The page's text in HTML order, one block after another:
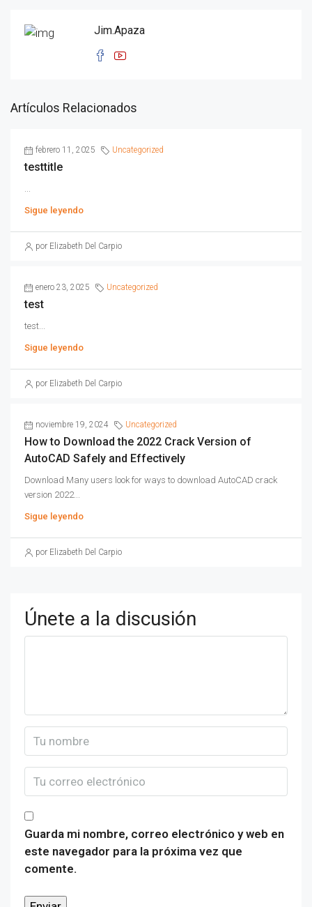
Jim.Apaza
Artículos Relacionados
febrero 11, 2025 Uncategorized
testtitle
...
Sigue leyendo
por Elizabeth Del Carpio
enero 23, 2025 Uncategorized
test
test...
Sigue leyendo
por Elizabeth Del Carpio
noviembre 19, 2024 Uncategorized
How to Download the 2022 Crack Version of
AutoCAD Safely and Effectively
Download Many users look for ways to download AutoCAD crack
version 2022...
Sigue leyendo
por Elizabeth Del Carpio
Únete a la discusión
Guarda mi nombre, correo electrónico y web en
este navegador para la próxima vez que
comente.